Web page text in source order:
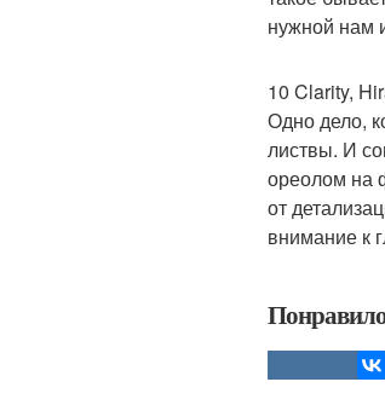
нужной нам
10 Clarity,
Одно дело,
листвы. И
ореолом на
от
внимание к